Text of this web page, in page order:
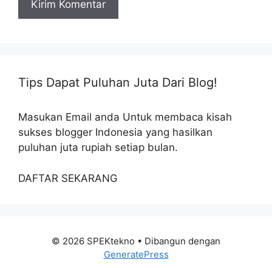
Tips Dapat Puluhan Juta Dari Blog!
Masukan Email anda Untuk membaca kisah
sukses blogger Indonesia yang hasilkan
puluhan juta rupiah setiap bulan.
DAFTAR SEKARANG
© 2026 SPEKtekno • Dibangun dengan
GeneratePress